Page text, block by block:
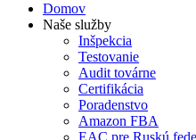
Domov
Naše služby
Inšpekcia
Testovanie
Audit továrne
Certifikácia
Poradenstvo
Amazon FBA
EAC pre Ruskú